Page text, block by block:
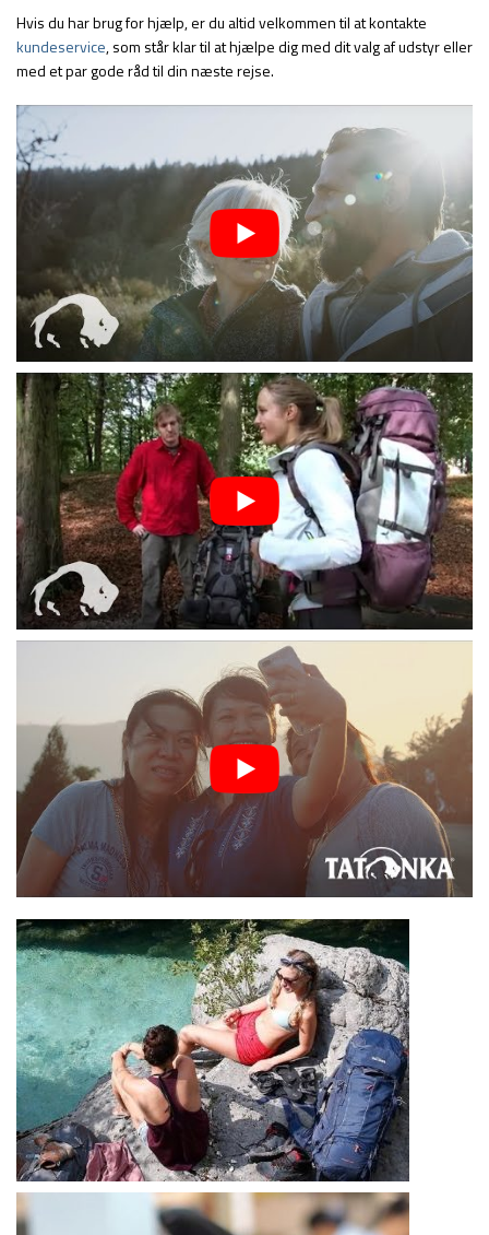
Hvis du har brug for hjælp, er du altid velkommen til at kontakte
kundeservice, som står klar til at hjælpe dig med dit valg af udstyr eller
med et par gode råd til din næste rejse.